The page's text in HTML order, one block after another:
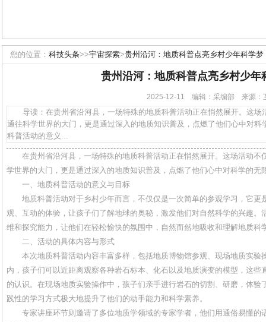
您的位置： 科技头条>>宇宙探索>贵州沿河：地质科普点亮乡村少年科学梦
贵州沿河：地质科普点亮乡村少年
2025-12-11 编辑：采编部 来源
导读：在贵州省沿河县，一场特殊的地质科普活动正在悄然展开。这场
通往科学世界的大门，更是通过深入的地质知识普及，点燃了他们心中对
科普活动的意义...
在贵州省沿河县，一场特殊的地质科普活动正在悄然展开。这场活动不
学世界的大门，更是通过深入的地质知识普及，点燃了他们心中对科学的无
一、地质科普活动的意义与目标
地质科普活动对于乡村少年而言，不仅仅是一次简单的参观学习，它更
观、互动的体验，让孩子们了解地球的奥秘，激发他们对自然科学的兴趣。
维和探究能力，让他们在轻松愉快的氛围中，自然而然地吸收和理解地质科
二、活动的具体内容与形式
本次地质科普活动内容丰富多样，包括地质博物馆参观、现场地质实验
内，孩子们可以近距离观察各种岩石标本、化石以及地质演变的模型，这些
的认识。在现场地质实验操作中，孩子们亲手进行岩石的切割、研磨，体验
践性的学习方式极大地提升了他们的动手能力和科学素养。
专家讲座环节则邀请了多位地质学领域的专家学者，他们用通俗易懂的